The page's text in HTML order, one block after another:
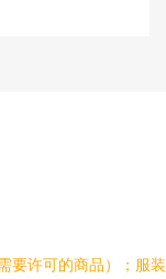
要许可的商品）；服装